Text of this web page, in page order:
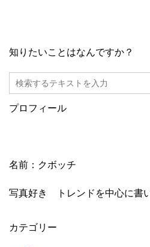
知りたいことはなんですか？
プロフィール
名前：クボッチ
写真好き トレンドを中心に書
カテゴリー